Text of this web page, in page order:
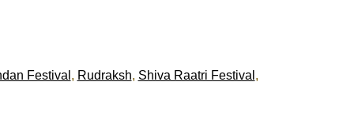
Festival , Rudraksh, Shiva Raatri Festival ,